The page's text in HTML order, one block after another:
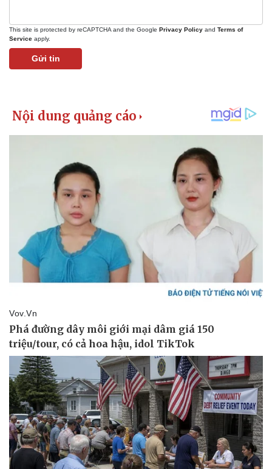
Kinh tế
Bất động sản
Khởi nghiệp
Thị trường
Giá vàng
Tiêu dùng
Tỷ giá
This site is protected by reCAPTCHA and the Google Privacy Policy and Terms of
Service apply.
Gửi tin